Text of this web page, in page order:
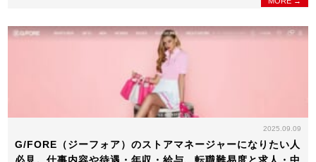
2025.09.09
G/FORE（ジーフォア）のストアマネージャーになりたい人